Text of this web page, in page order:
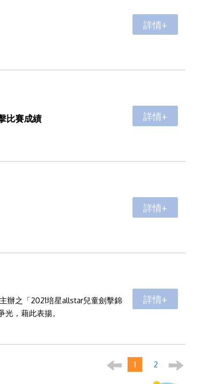
詳情+
比賽成績 詳情+
詳情+
辦之「2021培星allstar兒童劍擊錦
，藉此表揚。
詳情+
1 2